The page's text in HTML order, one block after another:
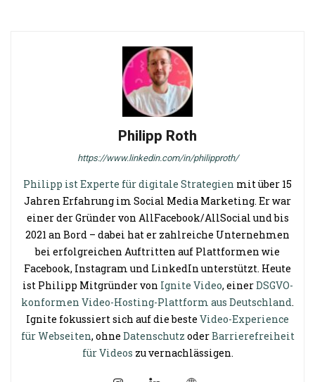
Philipp Roth
https://www.linkedin.com/in/philipproth/
Philipp ist Experte für digitale Strategien mit über 15
Jahren Erfahrung im Social Media Marketing. Er war
einer der Gründer von AllFacebook/AllSocial und bis
2021 an Bord – dabei hat er zahlreiche Unternehmen
bei erfolgreichen Auftritten auf Plattformen wie
Facebook, Instagram und LinkedIn unterstützt. Heute
ist Philipp Mitgründer von Ignite Video, einerDSGVO-
konformen Video-Hosting-Plattform aus Deutschland.
Ignite fokussiert sich auf die beste Video-Experience
für Webseiten, ohne Datenschutz oderBarrierefreiheit
für Videos zu vernachlässigen.